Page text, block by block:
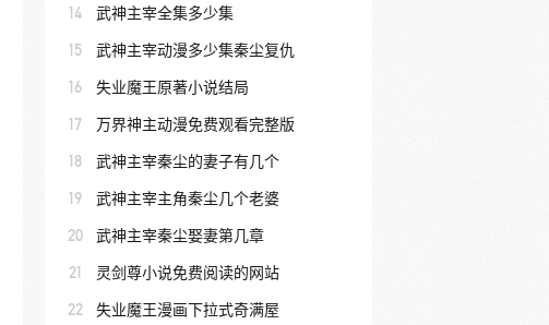
14 武神主宰全集多少集
15 武神主宰动漫多少集秦尘复仇
16 失业魔王原著小说结局
17 万界神主动漫免费观看完整版
18 武神主宰秦尘的妻子有几个
19 武神主宰主角秦尘几个老婆
20 武神主宰秦尘娶妻第几章
21 灵剑尊小说免费阅读的网站
22 失业魔王漫画下拉式奇满屋